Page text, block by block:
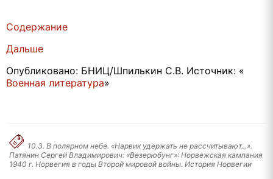
Содержание
Дальше
Опубликовано: БНИЦ/Шпилькин С.В. Источник: «
Военная литература»
10.3. В полярном небе. «Нарвик удержать не рассчитывают...».
Патянин Сергей Владимирович: «Везерюбунг»: Норвежская кампания
1940 г. Норвегия в годы Второй мировой войны. История Норвегии